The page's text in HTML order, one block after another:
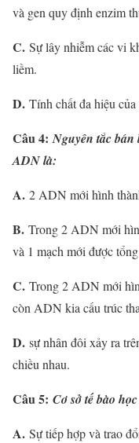
và gen quy định enzim
C. Sự lây nhiễm các vi
liềm.
D. Tính chất đa hiệu
Câu 4: Nguyên tắc bán
ADN là:
A. 2 ADN mới hình
B. Trong 2 ADN mới
và 1 mạch mới được
C. Trong 2 ADN mới
còn ADN kia cấu trúc
D. sự nhân đôi xảy ra
chiều nhau.
Câu 5: Cơ sở tế bào
A. Sự tiếp hợp và trao